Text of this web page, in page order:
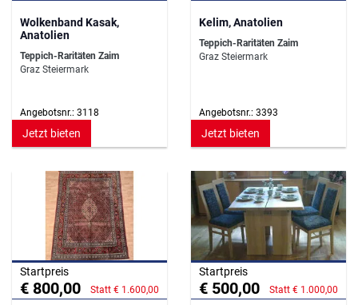
Wolkenband Kasak,
Anatolien
Teppich-Raritäten Zaim
Graz Steiermark
Angebotsnr.: 3118
Jetzt bieten
Kelim, Anatolien
Teppich-Raritäten Zaim
Graz Steiermark
Angebotsnr.: 3393
Jetzt bieten
Startpreis
€ 800,00 Statt € 1.600,00
Startpreis
€ 500,00 Statt € 1.000,00